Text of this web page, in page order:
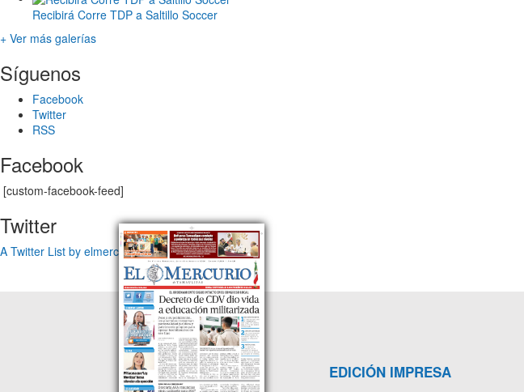
Recibirá Corre TDP a Saltillo Soccer
+ Ver más galerías
Síguenos
Facebook
Twitter
RSS
Facebook
[custom-facebook-feed]
Twitter
A Twitter List by elmercuriotam
EDICIÓN IMPRESA